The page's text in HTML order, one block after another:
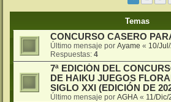
Temas
CONCURSO CASERO
Último mensaje por Ayame « 10/
Respuestas: 4
7ª EDICIÓN DEL
DE HAIKU JUEGOS
SIGLO XXI (EDICIÓN DE
Último mensaje por AGHA « 11/Dic/